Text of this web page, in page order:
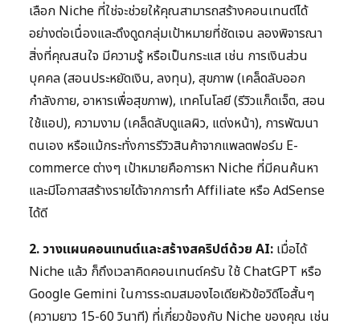
เลือก Niche ที่ใช่จะช่วยให้คุณสามารถสร้างคอนเทนต์ได้
อย่างต่อเนื่องและดึงดูดกลุ่มเป้าหมายที่ชัดเจน ลองพิจารณา
สิ่งที่คุณสนใจ มีความรู้ หรือเป็นกระแส เช่น การเงินส่วน
บุคคล (สอนประหยัดเงิน, ลงทุน), สุขภาพ (เคล็ดลับออก
กำลังกาย, อาหารเพื่อสุขภาพ), เทคโนโลยี (รีวิวแก็ดเจ็ต, สอน
ใช้แอป), ความงาม (เคล็ดลับดูแลผิว, แต่งหน้า), การพัฒนา
ตนเอง หรือแม้กระทั่งการรีวิวสินค้าจากแพลตฟอร์ม E-
commerce ต่างๆ เป้าหมายคือการหา Niche ที่มีคนค้นหา
และมีโอกาสสร้างรายได้จากการทำ Affiliate หรือ AdSense
ได้ดี
2. วางแผนคอนเทนต์และสร้างสคริปต์ด้วย AI: เมื่อได้
Niche แล้ว ก็ถึงเวลาคิดคอนเทนต์ครับ ใช้ ChatGPT หรือ
Google Gemini ในการระดมสมองไอเดียหัวข้อวิดีโอสั้นๆ
(ความยาว 15-60 วินาที) ที่เกี่ยวข้องกับ Niche ของคุณ เช่น